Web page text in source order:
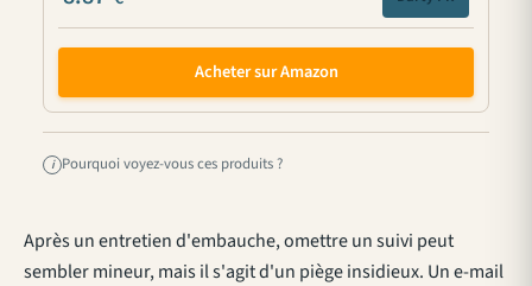
Acheter sur Amazon
i Pourquoi voyez-vous ces produits ?
Après un entretien d'embauche, omettre un suivi peut
sembler mineur, mais il s'agit d'un piège insidieux. Un e-mail